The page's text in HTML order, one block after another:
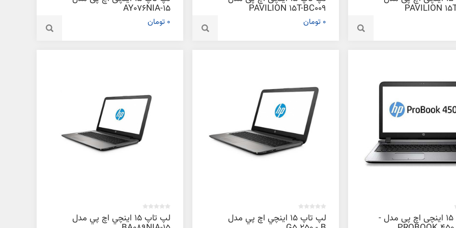
PAVILION
PAVILION 15T-BC009
GAMING - A
0 تومان
15-AY076NIA
0 تومان
لپ تاپ 15 اینچی اچ پی مدل - لپ تاپ 15 اينچي اچ پي مدل لپ تاپ 15 اينچي اچ پي مدل